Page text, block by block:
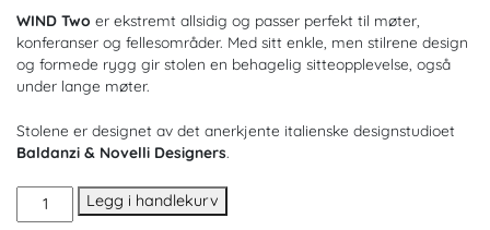
WIND Two er ekstremt allsidig og passer perfekt til møter,
konferanser og fellesområder. Med sitt enkle, men stilrene design
og formede rygg gir stolen en behagelig sitteopplevelse, også
under lange møter.
Stolene er designet av det anerkjente italienske designstudioet
Baldanzi & Novelli Designers.
Wind
two
Legg i handlekurv